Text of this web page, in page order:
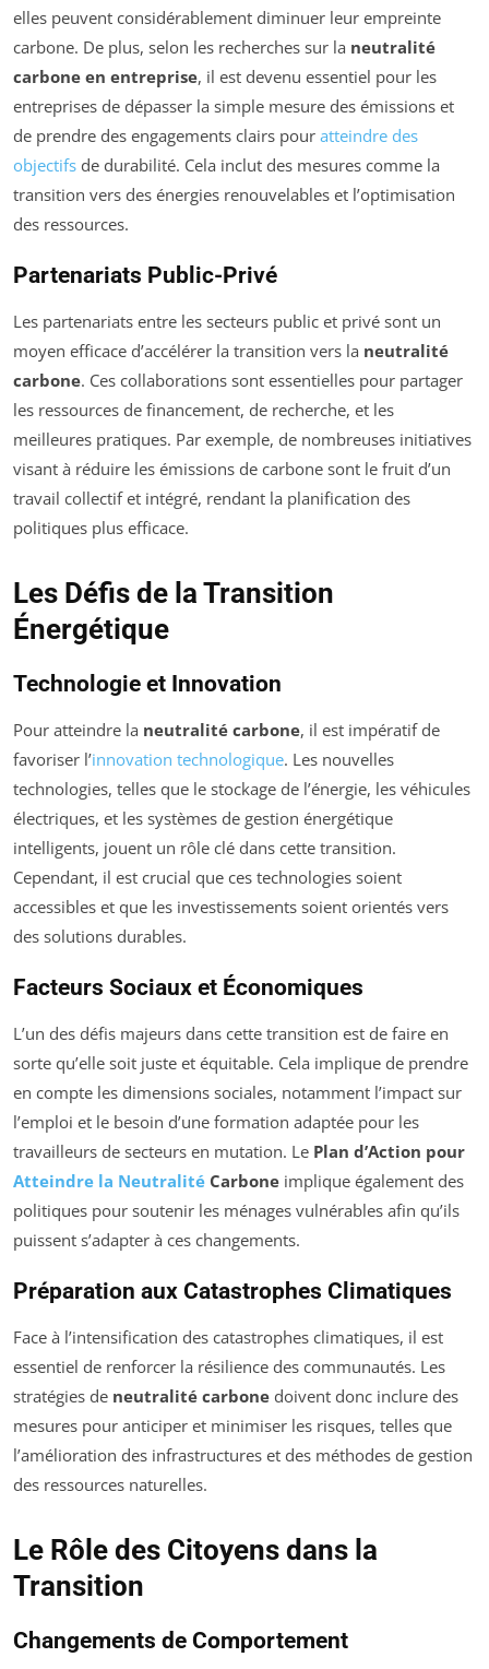
elles peuvent considérablement diminuer leur empreinte
carbone. De plus, selon les recherches sur la neutralité
carbone en entreprise, il est devenu essentiel pour les
entreprises de dépasser la simple mesure des émissions et
de prendre des engagements clairs pour atteindre des
objectifs de durabilité. Cela inclut des mesures comme la
transition vers des énergies renouvelables et l’optimisation
des ressources.
Partenariats Public-Privé
Les partenariats entre les secteurs public et privé sont un
moyen efficace d’accélérer la transition vers la neutralité
carbone. Ces collaborations sont essentielles pour partager
les ressources de financement, de recherche, et les
meilleures pratiques. Par exemple, de nombreuses initiatives
visant à réduire les émissions de carbone sont le fruit d’un
travail collectif et intégré, rendant la planification des
politiques plus efficace.
Les Défis de la Transition
Énergétique
Technologie et Innovation
Pour atteindre la neutralité carbone, il est impératif de
favoriser l’innovation technologique. Les nouvelles
technologies, telles que le stockage de l’énergie, les véhicules
électriques, et les systèmes de gestion énergétique
intelligents, jouent un rôle clé dans cette transition.
Cependant, il est crucial que ces technologies soient
accessibles et que les investissements soient orientés vers
des solutions durables.
Facteurs Sociaux et Économiques
L’un des défis majeurs dans cette transition est de faire en
sorte qu’elle soit juste et équitable. Cela implique de prendre
en compte les dimensions sociales, notamment l’impact sur
l’emploi et le besoin d’une formation adaptée pour les
travailleurs de secteurs en mutation. Le Plan d’Action pour
Atteindre la Neutralité Carbone implique également des
politiques pour soutenir les ménages vulnérables afin qu’ils
puissent s’adapter à ces changements.
Préparation aux Catastrophes Climatiques
Face à l’intensification des catastrophes climatiques, il est
essentiel de renforcer la résilience des communautés. Les
stratégies de neutralité carbone doivent donc inclure des
mesures pour anticiper et minimiser les risques, telles que
l’amélioration des infrastructures et des méthodes de gestion
des ressources naturelles.
Le Rôle des Citoyens dans la
Transition
Changements de Comportement